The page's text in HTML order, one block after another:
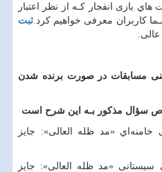
بازی انفجار کـه از نظر اعتبار
کاربران معرفی خواهیم کرد. ثبت
مسابقات در صورت برنده شدن
سؤال مذکور بـه این شرح است
«مد ظله العالی»: جایز
«مد ظله العالی»: جایز